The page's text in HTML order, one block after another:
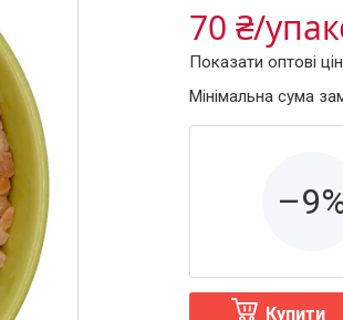
70 ₴/
Показати оптові
Мінімальна сума
Купити